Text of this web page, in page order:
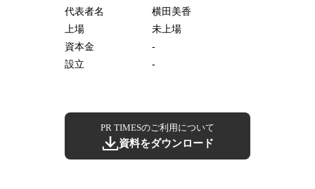
代表者名
横田美香
上場
未上場
資本金
-
設立
-
PR TIMESのご利用について
資料をダウンロード